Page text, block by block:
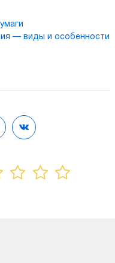
— виды и особенности